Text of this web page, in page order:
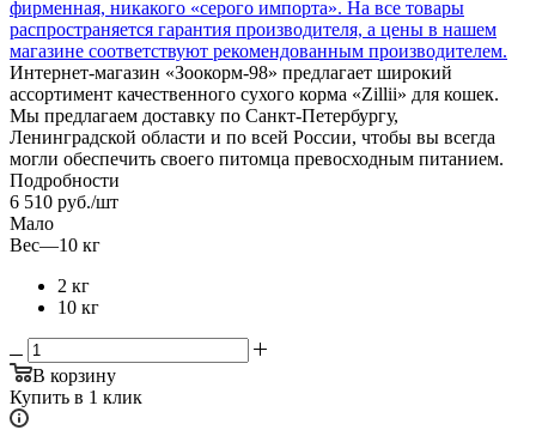
Интернет-магазин «Зоокорм-98» предлагает широкий
ассортимент качественного сухого корма «Zillii» для кошек.
Мы предлагаем доставку по Санкт-Петербургу,
Ленинградской области и по всей России, чтобы вы всегда
могли обеспечить своего питомца превосходным питанием.
Подробности
6 510 руб./шт
Мало
Вес—10 кг
2 кг
10 кг
В корзину
Купить в 1 клик